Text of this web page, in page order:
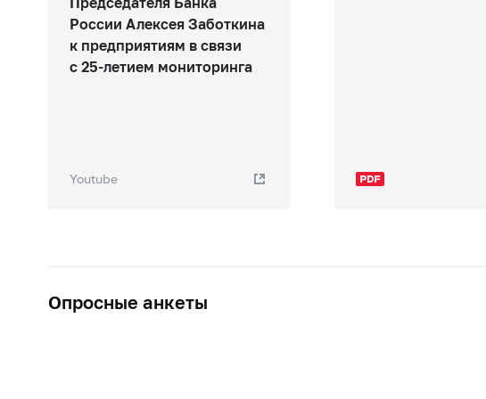
России Алексея Заботкина
к предприятиям в связи
с 25-летием мониторинга
Youtube
Опросные анкеты